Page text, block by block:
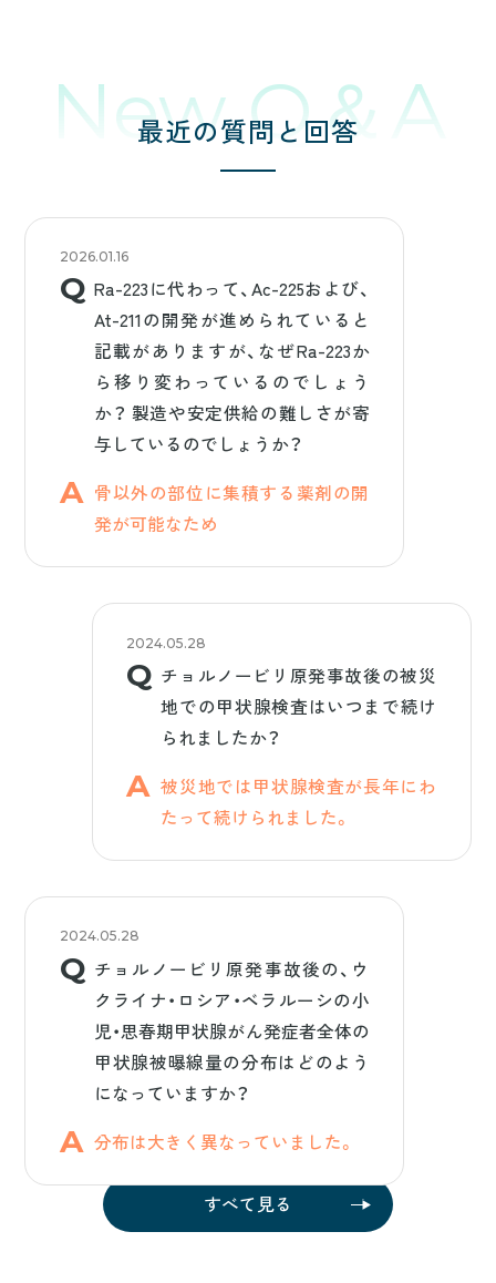
最近の質問と回答
New Q＆A
2026.01.16
Ra-223に代わって、Ac-225および、
At-211の開発が進められていると
記載がありますが、なぜRa-223か
ら移り変わっているのでしょう
か？ 製造や安定供給の難しさが寄
与しているのでしょうか？
骨以外の部位に集積する薬剤の開
発が可能なため
2024.05.28
チョルノービリ原発事故後の被災
地での甲状腺検査はいつまで続け
られましたか？
被災地では甲状腺検査が長年にわ
たって続けられました。
2024.05.28
チョルノービリ原発事故後の、ウ
クライナ・ロシア・ベラルーシの小
児・思春期甲状腺がん発症者全体の
甲状腺被曝線量の分布はどのよう
になっていますか？
分布は大きく異なっていました。
すべて見る